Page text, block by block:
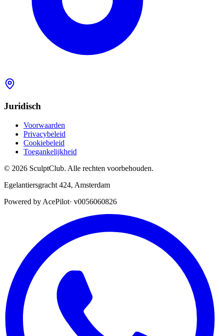
Juridisch
Voorwaarden
Privacybeleid
Cookiebeleid
Toegankelijkheid
© 2026 SculptClub. Alle rechten voorbehouden.
Egelantiersgracht 424, Amsterdam
Powered by AcePilot· v0056060826